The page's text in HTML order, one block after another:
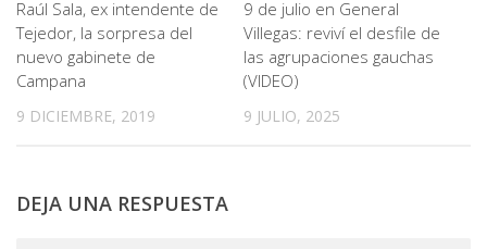
Raúl Sala, ex intendente de
Tejedor, la sorpresa del
nuevo gabinete de
Campana
9 DICIEMBRE, 2019
9 de julio en General
Villegas: reviví el desfile de
las agrupaciones gauchas
(VIDEO)
9 JULIO, 2025
DEJA UNA RESPUESTA